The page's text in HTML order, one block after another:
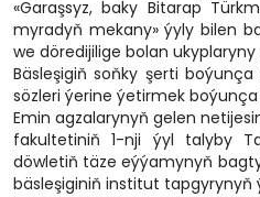
«Garaşsyz, baky Bitarap
myradyň mekany» ýyly bilen
we döredijilige bolan ukyplaryny
Bäsleşigiň soňky şerti
sözleri ýerine ýetirmek boýunça
Emin agzalarynyň gelen
fakultetiniň 1-nji ýyl talyby
döwletiň täze eýýamynyň
bäsleşiginiň institut tapgyrynyň